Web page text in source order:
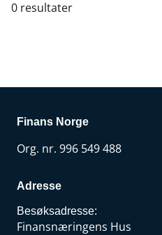
0 resultater
Finans Norge
Org. nr. 996 549 488
Adresse
Besøksadresse:
Finansnæringens Hus